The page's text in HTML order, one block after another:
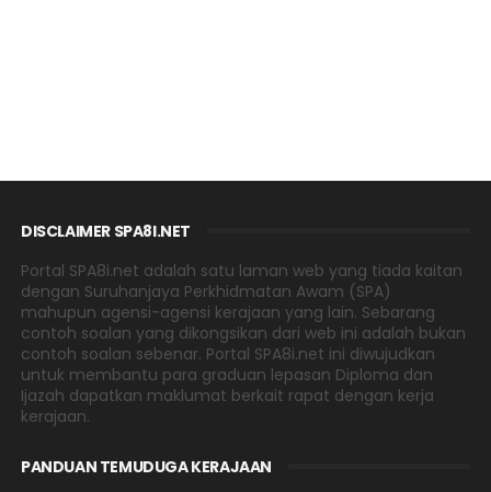
DISCLAIMER SPA8I.NET
Portal SPA8i.net adalah satu laman web yang tiada kaitan
dengan Suruhanjaya Perkhidmatan Awam (SPA)
mahupun agensi-agensi kerajaan yang lain. Sebarang
contoh soalan yang dikongsikan dari web ini adalah bukan
contoh soalan sebenar. Portal SPA8i.net ini diwujudkan
untuk membantu para graduan lepasan Diploma dan
Ijazah dapatkan maklumat berkait rapat dengan kerja
kerajaan.
PANDUAN TEMUDUGA KERAJAAN